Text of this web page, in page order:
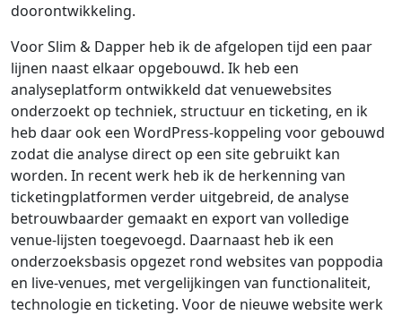
doorontwikkeling.
Voor Slim & Dapper heb ik de afgelopen tijd een paar
lijnen naast elkaar opgebouwd. Ik heb een
analyseplatform ontwikkeld dat venuewebsites
onderzoekt op techniek, structuur en ticketing, en ik
heb daar ook een WordPress-koppeling voor gebouwd
zodat die analyse direct op een site gebruikt kan
worden. In recent werk heb ik de herkenning van
ticketingplatformen verder uitgebreid, de analyse
betrouwbaarder gemaakt en export van volledige
venue-lijsten toegevoegd. Daarnaast heb ik een
onderzoeksbasis opgezet rond websites van poppodia
en live-venues, met vergelijkingen van functionaliteit,
technologie en ticketing. Voor de nieuwe website werk